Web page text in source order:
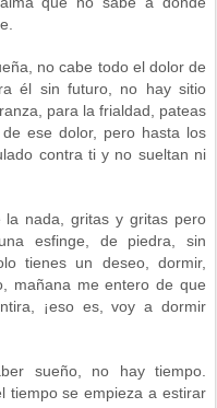
no cabe todo el dolor de
él sin futuro, no hay sitio
para la frialdad, pateas
ese dolor, pero hasta los
contra ti y no sueltan ni
nada, gritas y gritas pero
esfinge, de piedra, sin
tienes un deseo, dormir,
mañana me entero de que
¡eso es, voy a dormir
sueño, no hay tiempo.
tiempo se empieza a estirar